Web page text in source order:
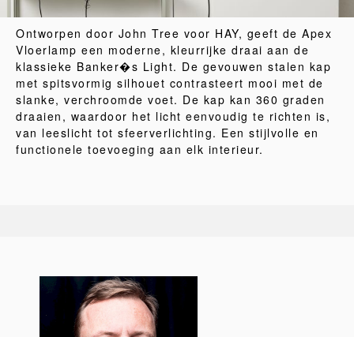
Ontworpen door John Tree voor HAY, geeft de Apex
Vloerlamp een moderne, kleurrijke draai aan de
klassieke Banker�s Light. De gevouwen stalen kap
met spitsvormig silhouet contrasteert mooi met de
slanke, verchroomde voet. De kap kan 360 graden
draaien, waardoor het licht eenvoudig te richten is,
van leeslicht tot sfeerverlichting. Een stijlvolle en
functionele toevoeging aan elk interieur.